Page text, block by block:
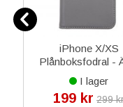
iPhone X/XS
Plånboksfodral -
läder - Grå
I lager
199 kr 299